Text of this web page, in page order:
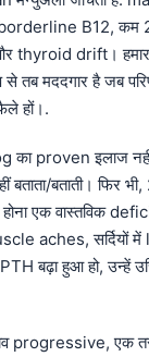
B12, कम
thyroid drift।
तब मददगार है जब
हों।.
का proven इलाज
बताता/बताती। फिर
एक वास्तविक
aches, सर्दियों
बढ़ा हुआ हो, उन्हें
progressive, एक